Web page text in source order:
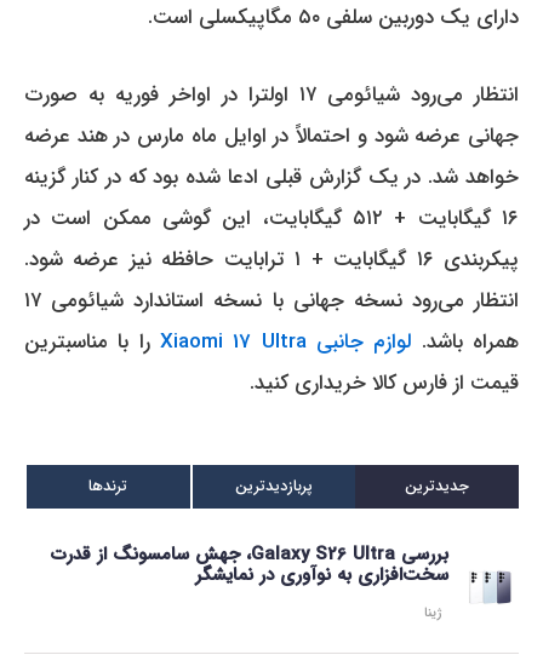
دارای یک دوربین سلفی ۵۰ مگاپیکسلی است.
انتظار می‌رود شیائومی ۱۷ اولترا در اواخر فوریه به صورت
جهانی عرضه شود و احتمالاً در اوایل ماه مارس در هند عرضه
خواهد شد. در یک گزارش قبلی ادعا شده بود که در کنار گزینه
۱۶ گیگابایت + ۵۱۲ گیگابایت، این گوشی ممکن است در
پیکربندی ۱۶ گیگابایت + ۱ ترابایت حافظه نیز عرضه شود.
انتظار می‌رود نسخه جهانی با نسخه استاندارد شیائومی ۱۷
همراه باشد. لوازم جانبی Xiaomi 17 Ultra
را با مناسبترین
قیمت از فارس کالا خریداری کنید.
جدیدترین پربازدیدترین ترندها
بررسی Galaxy S26 Ultra، جهش سامسونگ از قدرت
سخت‌افزاری به نوآوری در نمایشگر
ژینا